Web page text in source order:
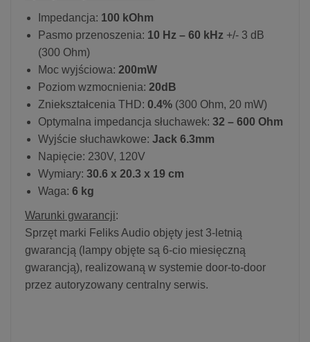
Impedancja: 100 kOhm
Pasmo przenoszenia: 10 Hz – 60 kHz +/- 3 dB
(300 Ohm)
Moc wyjściowa: 200mW
Poziom wzmocnienia: 20dB
Zniekształcenia THD: 0.4% (300 Ohm, 20 mW)
Optymalna impedancja słuchawek: 32 – 600 Ohm
Wyjście słuchawkowe: Jack 6.3mm
Napięcie: 230V, 120V
Wymiary: 30.6 x 20.3 x 19 cm
Waga: 6 kg
Warunki gwarancji:
Sprzęt marki Feliks Audio objęty jest 3-letnią
gwarancją (lampy objęte są 6-cio miesięczną
gwarancją), realizowaną w systemie door-to-door
przez autoryzowany centralny serwis.